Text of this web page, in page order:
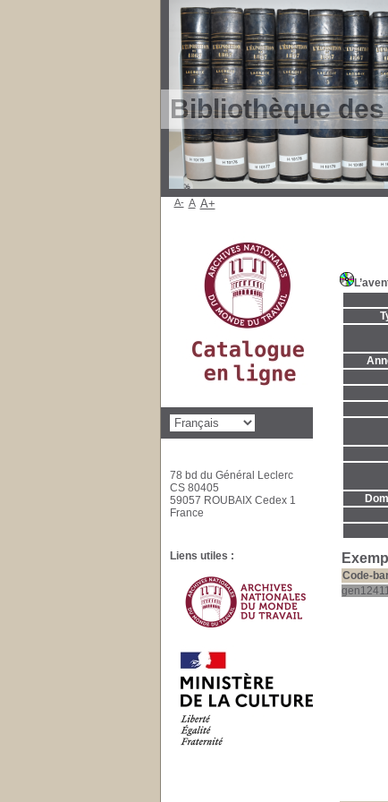
Bibliothèque
Code-
A- A A+
78 bd du Général Leclerc
CS 80405
59057 ROUBAIX Cedex 1
France
Liens utiles :